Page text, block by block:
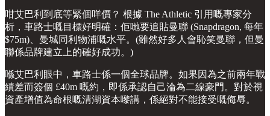
咁艾巴利到底等緊個咩價？ 根據 The Athletic 引用嘅專家分
析，車路士嘅目標好明確：佢哋要追貼曼聯 (Snapdragon, 每年
$75m)、曼城同利物浦嘅水平。(雖然好多人會恥笑曼聯，但曼
聯係品牌建立上的確好成功。)
喺艾巴利眼中，車路士係一個全球品牌。如果因為之前兩年戰
績差而簽個 £40m 嘅約，即係承認自己淪為二線豪門。對於視
資產增值為命根嘅清湖資本嚟講，係絕對不能接受嘅侮辱。